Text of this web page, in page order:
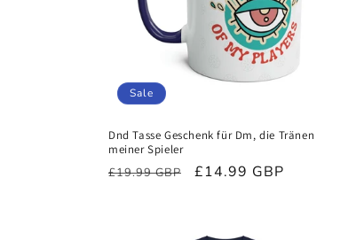
Sale
Dnd Tasse Geschenk für Dm, die Tränen
meiner Spieler
Normaler
£19.99 GBP Verkaufspreis
£14.99 GBP